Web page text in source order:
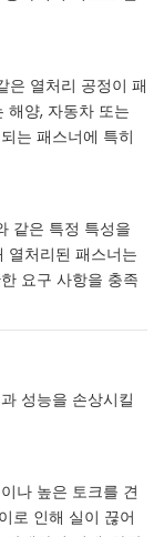
은 열처리 공정이 패
해양, 자동차 또는
는 패스너에 특히
같은 특정 특성을
열처리된 패스너는
요구 사항을 충족
성능을 손상시킬
나 높은 토크를 견
로 인해 실이 끊어